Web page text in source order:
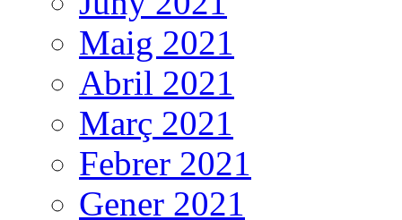
Maig 2021
Abril 2021
Març 2021
Febrer 2021
Gener 2021